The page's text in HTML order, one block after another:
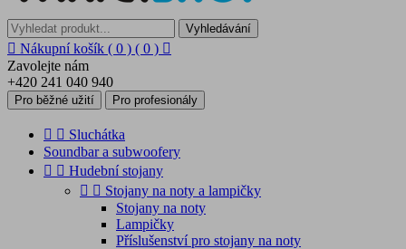
Vyhledávání
 Nákupní košík ( 0 ) ( 0 ) 
Zavolejte nám
+420 241 040 940
Pro běžné užití Pro profesionály
  Sluchátka
Soundbar a subwoofery
  Hudební stojany
  Stojany na noty a lampičky
Stojany na noty
Lampičky
Příslušenství pro stojany na noty